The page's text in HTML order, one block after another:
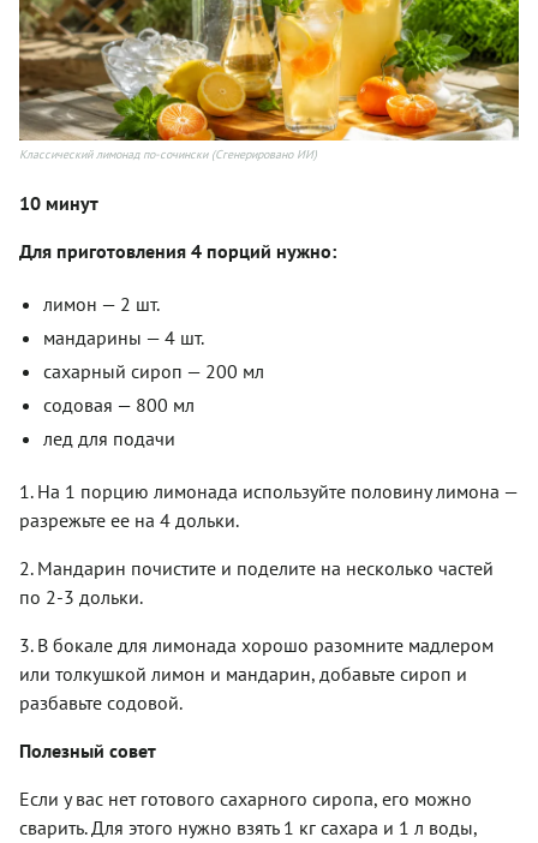
Классический лимонад по-сочински (Сгенерировано ИИ)
10 минут
Для приготовления 4 порций нужно:
лимон — 2 шт.
мандарины — 4 шт.
сахарный сироп — 200 мл
содовая — 800 мл
лед для подачи
1. На 1 порцию лимонада используйте половину лимона —
разрежьте ее на 4 дольки.
2. Мандарин почистите и поделите на несколько частей
по 2-3 дольки.
3. В бокале для лимонада хорошо разомните мадлером
или толкушкой лимон и мандарин, добавьте сироп и
разбавьте содовой.
Полезный совет
Если у вас нет готового сахарного сиропа, его можно
сварить. Для этого нужно взять 1 кг сахара и 1 л воды,